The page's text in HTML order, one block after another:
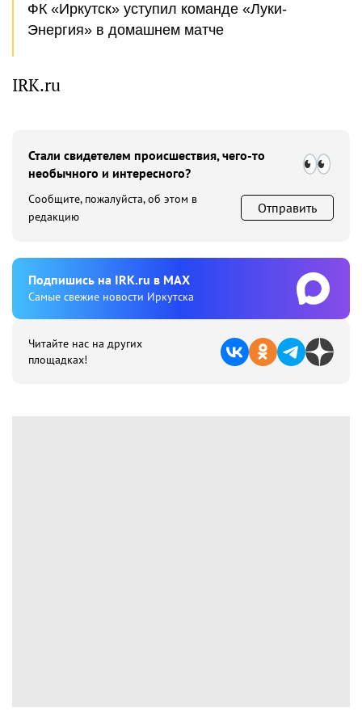
ФК «Иркутск» уступил команде «Луки-
Энергия» в домашнем матче
IRK.ru
Стали свидетелем происшествия, чего-то
необычного и интересного?
Сообщите, пожалуйста, об этом в
редакцию
Отправить
Подпишиcь на IRK.ru в MAX
Cамые свежие новости Иркутска
Читайте нас на других
площадках!